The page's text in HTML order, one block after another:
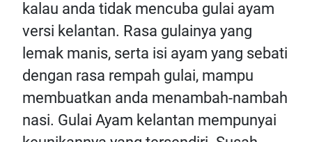
kalau anda tidak mencuba gulai ayam
versi kelantan. Rasa gulainya yang
lemak manis, serta isi ayam yang sebati
dengan rasa rempah gulai, mampu
membuatkan anda menambah-nambah
nasi. Gulai Ayam kelantan mempunyai